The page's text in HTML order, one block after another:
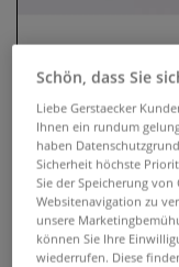
Zubehör
DAHLE®
Schön, dass Sie
Liebe Gerstaecker
Ihnen ein rundum
haben
Sicherheit höchste
Sie der Speicherung
Websitenavigation zu
unsere
können Sie Ihre
wiederrufen. Diese